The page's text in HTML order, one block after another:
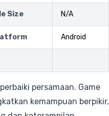
Size N/A
Android
persamaan. Game
kemampuan berpikir,